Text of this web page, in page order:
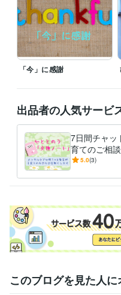
日商簿記検定3級 取得年 :
情報処理技術者（初級システ
年
秘書技能検定3級 取得年 :
中学校教諭免許 取得年 :
高等学校教諭免許 取得年 :
得意分野
悩み相談・カウンセリング
の働き方やキャリアに関する
る相談
子育て支援 教育 教員
小学校
特別支援学校
学習指導・資格・キャリア相談
英語 日常会話レベル
「今」に感謝
出品者の人気サービ
7日間チャッ
育てのご相
達障害/学習
5.0(3)
このブログを見た人に